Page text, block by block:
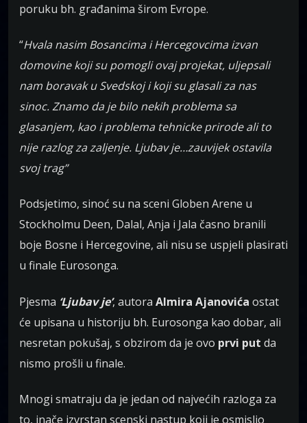
poruku bh. građanima širom Evrope.
“Hvala nasim Bosancima i Hercegovcima izvan
domovine koji su pomogli ovaj projekat, uljepsali
nam boravak u Svedskoj i koji su glasali za nas
sinoc. Znamo da je bilo nekih problema sa
glasanjem, kao i problema tehnicke prirode ali to
nije razlog za zaljenje. Ljubav je…zauvijek ostavila
svoj trag”
Podsjetimo, sinoć su na sceni Globen Arene u
Stockholmu Deen, Dalal, Anja i Jala časno branili
boje Bosne i Hercegovine, ali nisu se uspjeli plasirati
u finale Eurosonga.
Pjesma ‘Ljubav je’, autora Almira Ajanovića ostat
će upisana u historiju bh. Eurosonga kao dobar, ali
nesretan pokušaj, s obzirom da je ovo prvi put da
nismo prošli u finale.
Mnogi smatraju da je jedan od najvećih razloga za
to, inače izvrstan scenski nastup koji je osmislio